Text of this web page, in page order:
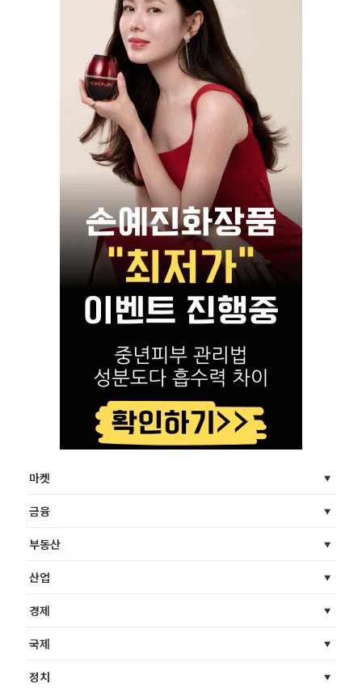
마켓
금융
부동산
산업
경제
국제
정치